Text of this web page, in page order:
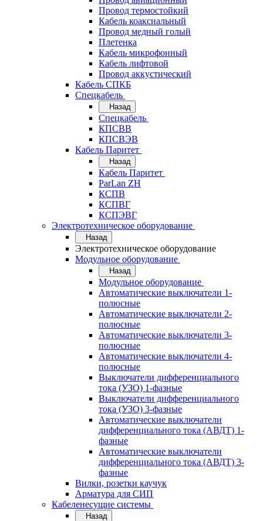
Провод термостойкий
Кабель коаксиальный
Провод медный голый
Плетенка
Кабель микрофонный
Кабель лифтовой
Провод аккустический
Кабель СПКБ
Спецкабель
Назад
Спецкабель
КПСВВ
КПСВЭВ
Кабель Паритет
Назад
Кабель Паритет
ParLan ZH
КСПВ
КСПВГ
КСПЭВГ
Электротехническое оборудование
Назад
Электротехническое оборудование
Модульное оборудование
Назад
Модульное оборудование
Автоматические выключатели 1-
полюсные
Автоматические выключатели 2-
полюсные
Автоматические выключатели 3-
полюсные
Автоматические выключатели 4-
полюсные
Выключатели дифференциального
тока (УЗО) 1-фазные
Выключатели дифференциального
тока (УЗО) 3-фазные
Автоматические выключатели
дифференциального тока (АВДТ) 1-
фазные
Автоматические выключатели
дифференциального тока (АВДТ) 3-
фазные
Вилки, розетки каучук
Арматура для СИП
Кабеленесущие системы
Назад